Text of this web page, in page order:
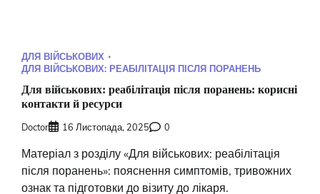
ДЛЯ ВІЙСЬКОВИХ
ДЛЯ ВІЙСЬКОВИХ: РЕАБІЛІТАЦІЯ ПІСЛЯ ПОРАНЕНЬ
Для військових: реабілітація після поранень: корисні
контакти й ресурси
Doctor 16 Листопада, 2025 0
Матеріал з розділу «Для військових: реабілітація
після поранень»: пояснення симптомів, тривожних
ознак та підготовки до візиту до лікаря.